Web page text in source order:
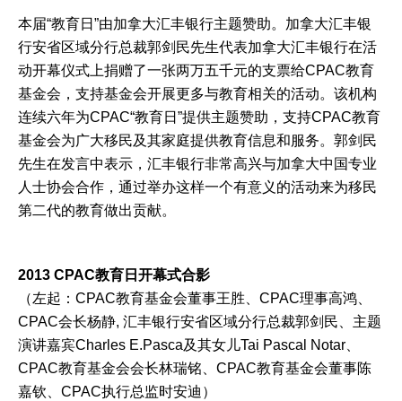
本届“教育日”由加拿大汇丰银行主题赞助。加拿大汇丰银
行安省区域分行总裁郭剑民先生代表加拿大汇丰银行在活
动开幕仪式上捐赠了一张两万五千元的支票给CPAC教育
基金会，支持基金会开展更多与教育相关的活动。该机构
连续六年为CPAC“教育日”提供主题赞助，支持CPAC教育
基金会为广大移民及其家庭提供教育信息和服务。郭剑民
先生在发言中表示，汇丰银行非常高兴与加拿大中国专业
人士协会合作，通过举办这样一个有意义的活动来为移民
第二代的教育做出贡献。
2013 CPAC教育日开幕式合影
（左起：CPAC教育基金会董事王胜、CPAC理事高鸿、
CPAC会长杨静, 汇丰银行安省区域分行总裁郭剑民、主题
演讲嘉宾Charles E.Pasca及其女儿Tai Pascal Notar、
CPAC教育基金会会长林瑞铭、CPAC教育基金会董事陈
嘉钦、CPAC执行总监时安迪）